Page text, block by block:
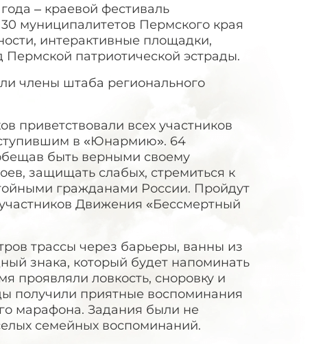
– краевой фестиваль
муниципалитетов Пермского края
интерактивные площадки,
патриотической эстрады.
члены штаба регионального
всех участников
в «Юнармию». 64
быть верными своему
защищать слабых, стремиться к
гражданами России. Пройдут
Движения «Бессмертный
трассы через барьеры, ванны из
знака, который будет напоминать
проявляли ловкость, сноровку и
получили приятные воспоминания
марафона. Задания были не
семейных воспоминаний.